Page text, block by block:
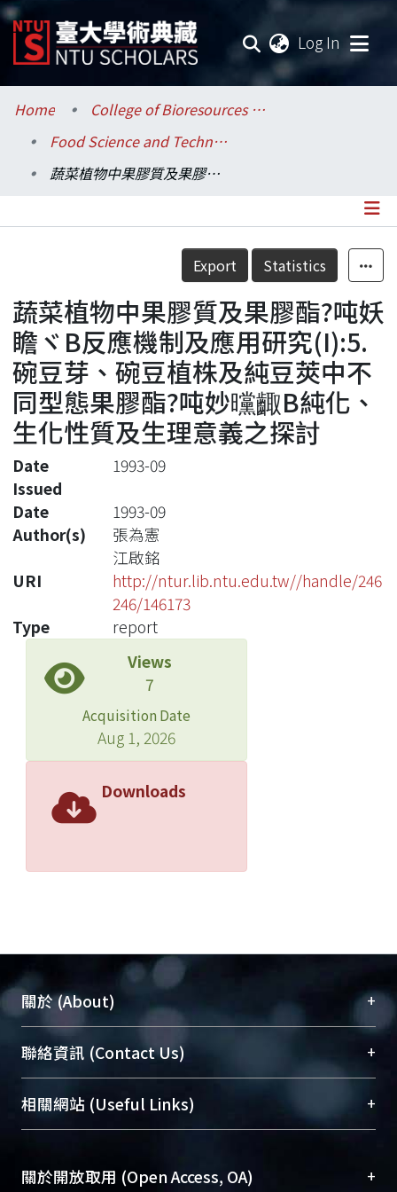
Log In
Communities & Collections
Research Outputs
Statistics
Home
College of Bioresources and Agriculture / 生物資源暨農學院
Food Science and Technology / 食品科技研究所
蔬菜植物中果膠質及果膠酯?吨妖瞻ヾB反應機制及應用研究(I):5.碗豆芽、碗豆植株及純豆莢中不同型態果膠酯?吨妙曭齱B純化、生化性質及生理意義之探討
Details
Export Statistics
蔬菜植物中果膠質及果膠酯?吨妖
瞻ヾB反應機制及應用研究(I):5.
碗豆芽、碗豆植株及純豆莢中不
同型態果膠酯?吨妙曭齱B純化、
生化性質及生理意義之探討
Date
Issued
1993-09
Date
1993-09
Author(s)
張為憲
江啟銘
URI
http://ntur.lib.ntu.edu.tw//handle/246
246/146173
Type
report
Views
7
Acquisition Date
Aug 1, 2026
Downloads
關於 (About) +
臺大位居世界頂尖大學之列，為永久珍藏及向國際
展現本校豐碩的研究成果及學術能量，圖書館整合
機構典藏（NTUR）與學術庫（AH）不同功能平
台，成為臺大學術典藏NTU scholars。期能整合研
成果。
聯絡資訊 (Contact Us) +
總館學科館員(Main Library)
醫學圖書館學科館員(Medical Library)
Sciences Library)
相關網站 (Useful Links) +
關於開放取用 (Open Access, OA) +